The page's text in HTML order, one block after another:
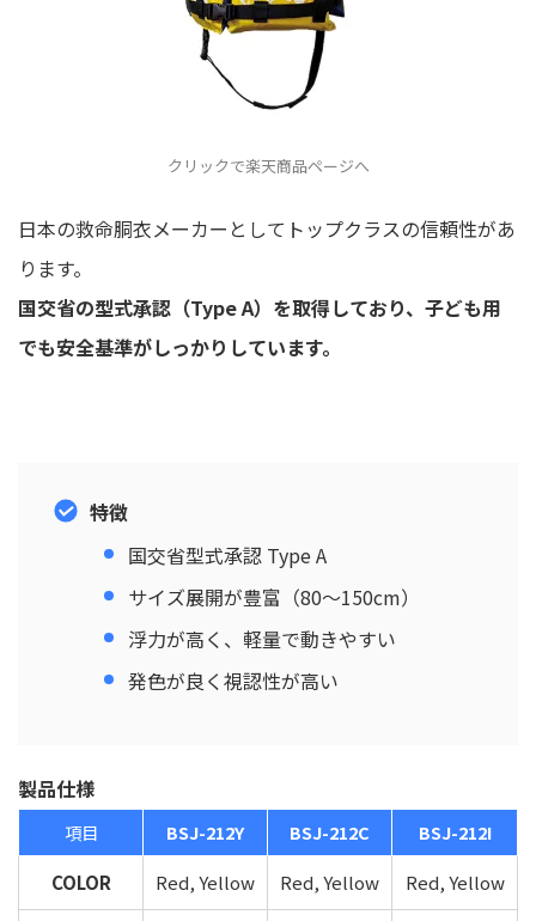
クリックで楽天商品ページへ
日本の救命胴衣メーカーとしてトップクラスの信頼性があ
ります。
国交省の型式承認（Type A）を取得しており、子ども用
でも安全基準がしっかりしています。
特徴
国交省型式承認 Type A
サイズ展開が豊富（80〜150cm）
浮力が高く、軽量で動きやすい
発色が良く視認性が高い
製品仕様
項目 BSJ-212Y BSJ-212C
BSJ-212I
COLOR
Red, Yellow Red, Yellow Red, Yellow